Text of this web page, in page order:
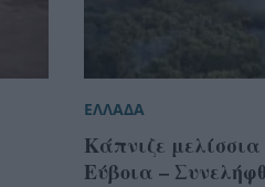
ΕΛΛΑΔΑ
Κάπνιζε
Εύβοια –